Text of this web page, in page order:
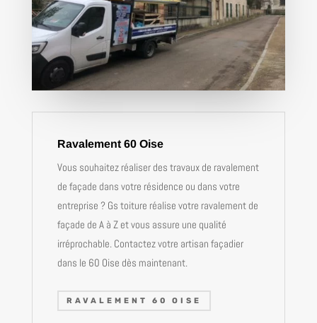
Ravalement 60 Oise
Vous souhaitez réaliser des travaux de ravalement
de façade dans votre résidence ou dans votre
entreprise ? Gs toiture réalise votre ravalement de
façade de A à Z et vous assure une qualité
irréprochable. Contactez votre artisan façadier
dans le 60 Oise dès maintenant.
RAVALEMENT 60 OISE